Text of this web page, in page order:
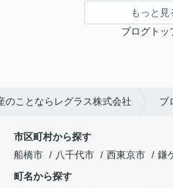
もっと見
ブログトッ
のことならレグラス株式会社 ブ
市区町村から探す
船橋市
八千代市 西東京市 鎌
町名から探す